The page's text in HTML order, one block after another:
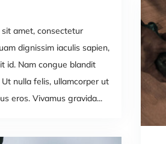
amet, consectetur
dignissim iaculis sapien,
id. Nam congue blandit
nulla felis, ullamcorper ut
eros. Vivamus gravida...